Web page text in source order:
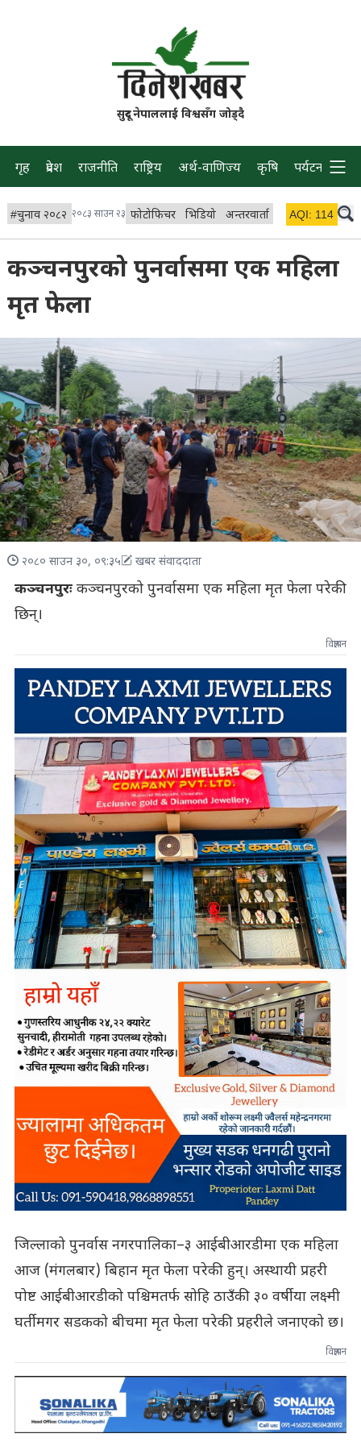
सुदूर नेपाललाई विश्वसँग जोड्दै
गृह प्रदेश राजनीति राष्ट्रिय अर्थ-वाणिज्य कृषि पर्यटन प्रवास
#चुनाव २०८२ २०८३ साउन २३ फोटोफिचर भिडियो अन्तरवार्ता विचार/ब्लग
AQI: 114
कञ्चनपुरको पुनर्वासमा एक महिला
मृत फेला
२०८० साउन ३०, ०९:३५ खबर संवाददाता
कञ्चनपुरःकञ्चनपुरको पुनर्वासमा एक महिला मृत फेला परेकी
छिन्।
विज्ञापन
जिल्लाको पुनर्वास नगरपालिका–३ आईबीआरडीमा एक महिला
आज (मंगलबार) बिहान मृत फेला परेकी हुन्। अस्थायी प्रहरी
पोष्ट आईबीआरडीको पश्चिमतर्फ सोहि ठाउँकी ३० वर्षीया लक्ष्मी
घर्तीमगर सडकको बीचमा मृत फेला परेकी प्रहरीले जनाएको छ।
विज्ञापन